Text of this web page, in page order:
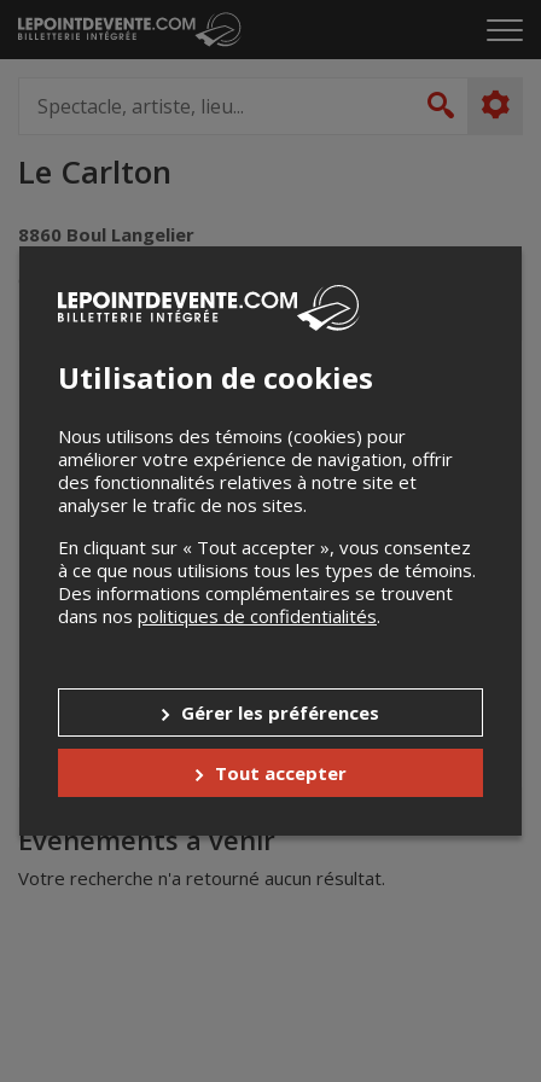
Passer
au
le
artiste,
lieu...
Le Carlton
8860 Boul Langelier
+
Leaflet| ©
Événements à venir
Votre recherche n'a retourné aucun résultat.
Utilisation de cookies
Nous utilisons des témoins (cookies) pour
améliorer votre expérience de navigation, offrir
des fonctionnalités relatives à notre site et
analyser le trafic de nos sites.
En cliquant sur « Tout accepter », vous consentez
à ce que nous utilisions tous les types de témoins.
Des informations complémentaires se trouvent
dans nos politiques de confidentialités.
Gérer les préférences
Tout accepter